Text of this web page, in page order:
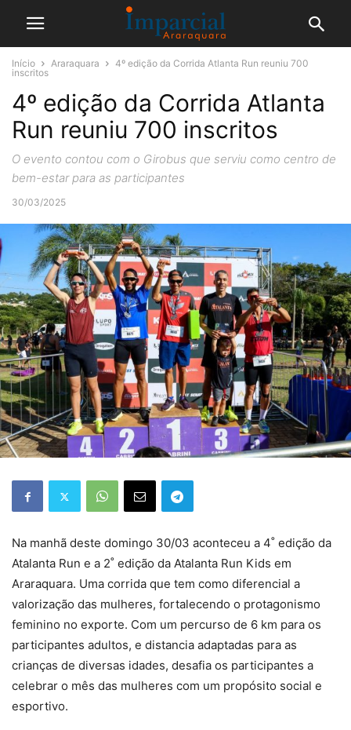
Início Araraquara
4º edição da Corrida Atlanta Run reuniu 700
inscritos
4º edição da Corrida Atlanta
Run reuniu 700 inscritos
O evento contou com o Girobus que serviu como centro de
bem-estar para as participantes
30/03/2025
Na manhã deste domingo 30/03 aconteceu a 4˚ edição da
Atalanta Run e a 2˚ edição da Atalanta Run Kids em
Araraquara. Uma corrida que tem como diferencial a
valorização das mulheres, fortalecendo o protagonismo
feminino no exporte. Com um percurso de 6 km para os
participantes adultos, e distancia adaptadas para as
crianças de diversas idades, desafia os participantes a
celebrar o mês das mulheres com um propósito social e
esportivo.